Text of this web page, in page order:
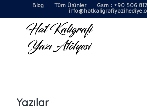
Blog Tüm ÜrünlerGsm : +90 506
Yazılar